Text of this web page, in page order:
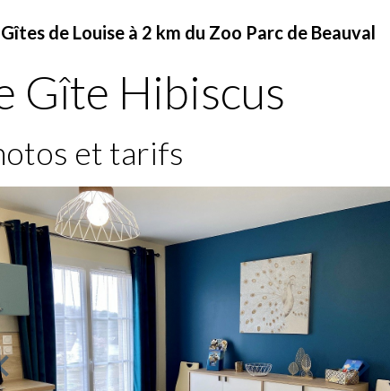
Gîtes de Louise à 2 km du Zoo Parc de Beauval
Gîte Hibiscus
et tarifs